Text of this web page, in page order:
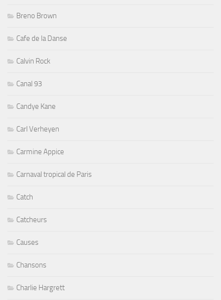
Breno Brown
Cafe de la Danse
Calvin Rock
Canal 93
Candye Kane
Carl Verheyen
Carmine Appice
Carnaval tropical de Paris
Catch
Catcheurs
Causes
Chansons
Charlie Hargrett